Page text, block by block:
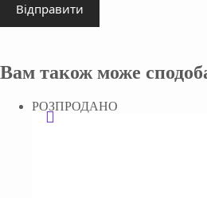
Відправити
Вам також може
РОЗПРОДАНО